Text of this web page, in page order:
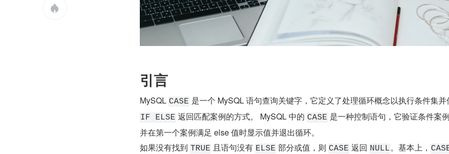

引言
MySQL CASE
IF ELSE 返回匹配案例的方式。 MySQL 中的 CASE 是一种控制语句，它验证条件案
并在第一个案例满足 else 值时显示值并退出循环。
如果没有找到 TRUE 且语句没有 ELSE 部分或值，则 CASE 返回 NULL。基本上，